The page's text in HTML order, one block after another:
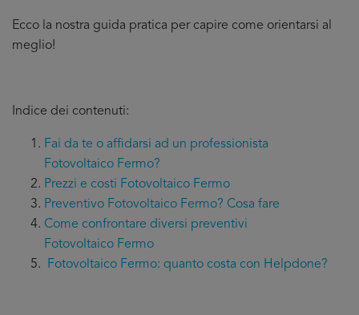
Ecco la nostra guida pratica per capire come orientarsi al
meglio!
Indice dei contenuti:
Fai da te o affidarsi ad un professionista
Fotovoltaico Fermo?
Prezzi e costi Fotovoltaico Fermo
Preventivo Fotovoltaico Fermo? Cosa fare
Come confrontare diversi preventivi
Fotovoltaico Fermo
Fotovoltaico Fermo: quanto costa con Helpdone?